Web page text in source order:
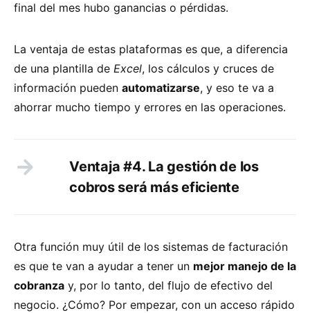
final del mes hubo ganancias o pérdidas.
La ventaja de estas plataformas es que, a diferencia
de una plantilla de Excel, los cálculos y cruces de
información pueden automatizarse, y eso te va a
ahorrar mucho tiempo y errores en las operaciones.
Ventaja #4. La gestión de los
cobros será más eficiente
Otra función muy útil de los sistemas de facturación
es que te van a ayudar a tener un mejor manejo de la
cobranza y, por lo tanto, del flujo de efectivo del
negocio. ¿Cómo? Por empezar, con un acceso rápido